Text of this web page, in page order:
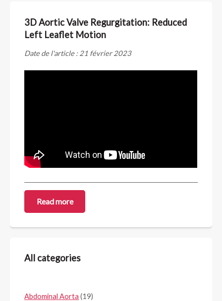
3D Aortic Valve Regurgitation: Reduced
Left Leaflet Motion
Date de l'article : 21 février 2023
Read more
All categories
Abdominal Aorta (19)